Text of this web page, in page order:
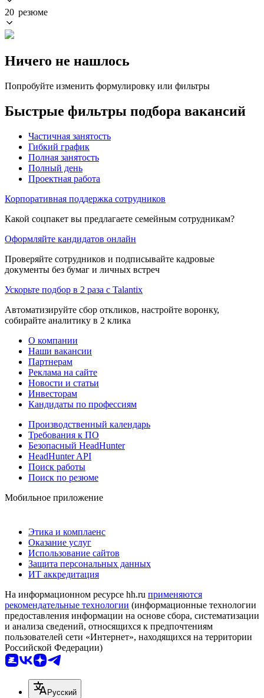
20 резюме
Ничего не нашлось
Попробуйте изменить формулировку или фильтры
Быстрые фильтры подбора вакансий
Частичная занятость
Гибкий график
Полная занятость
Полный день
Проектная работа
Корпоративная поддержка сотрудников
Какой соцпакет вы предлагаете семейным сотрудникам?
Оформляйте кандидатов онлайн
Проверяйте сотрудников и подписывайте кадровые
документы без бумаг и личных встреч
Ускорьте подбор в 2 раза с Talantix
Автоматизируйте сбор откликов, настройте воронку,
собирайте аналитику в 2 клика
О компании
Наши вакансии
Партнерам
Реклама на сайте
Новости и статьи
Инвесторам
Кандидаты по профессиям
Производственный календарь
Требования к ПО
Безопасный HeadHunter
HeadHunter API
Поиск работы
Поиск по резюме
Мобильное приложение
Этика и комплаенс
Оказание услуг
Использование сайтов
Защита персональных данных
ИТ аккредитация
На информационном ресурсе hh.ru применяются
рекомендательные технологии (информационные технологии
предоставления информации на основе сбора, систематизации
и анализа сведений, относящихся к предпочтениям
пользователей сети «Интернет», находящихся на территории
Российской Федерации)
Русский